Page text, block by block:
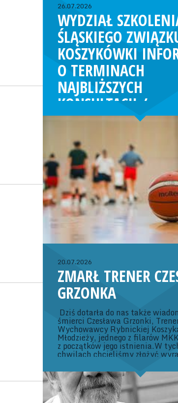
26.07.2026
WYDZIAŁ
ŚLĄSKIEGO
KOSZYKÓWKI
O TERMINACH
NAJBLIŻSZYCH
KONSULTACJI /
TURNIEJÓW KADRY
WOJEWÓDZKIEJ
2013/2014)
Dziewczęta:02-04.10.26 r. -
szkoleniowa (Strumień)23-
Konsultacja szkoleniowa
08.11.26 r. – Konsultacja
(Strumień)20-22.11.26 r. –
rozstawienie Dywizji ATrenerzy:
Kubaszczyk, Iwona Szymik
20.07.2026
ZMARŁ TRENER
GRZONKA
Dziś dotarła do nas także
śmierci Czesława Grzonki,
Wychowawcy Rybnickiej
Młodzieży, jednego z filarów
z początków jego istnienia.W
chwilach chcieliśmy złożyć
Bliskim Zmarłego. Zarząd oraz
Śląskiego Związku Koszykówki
ukryć, że mamy dziś bardzo
dla Śląskiego Basketu.